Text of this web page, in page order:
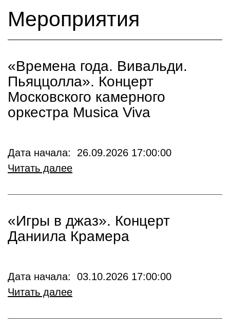
Мероприятия
«Времена года. Вивальди.
Пьяццолла». Концерт
Московского камерного
оркестра Musica Viva
Дата начала: 26.09.2026 17:00:00
Читать далее
«Игры в джаз». Концерт
Даниила Крамера
Дата начала: 03.10.2026 17:00:00
Читать далее